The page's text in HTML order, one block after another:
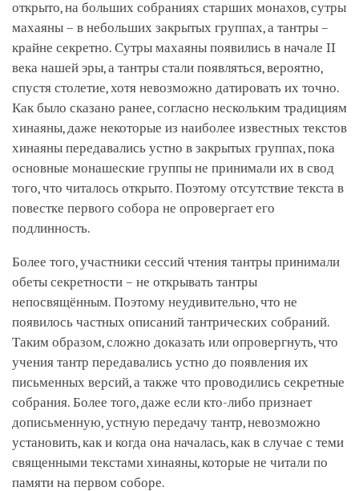
открыто, на больших собраниях старших монахов, сутры
махаяны – в небольших закрытых группах, а тантры –
крайне секретно. Сутры махаяны появились в начале II
века нашей эры, а тантры стали появляться, вероятно,
спустя столетие, хотя невозможно датировать их точно.
Как было сказано ранее, согласно нескольким традициям
хинаяны, даже некоторые из наиболее известных текстов
хинаяны передавались устно в закрытых группах, пока
основные монашеские группы не принимали их в свод
того, что читалось открыто. Поэтому отсутствие текста в
повестке первого собора не опровергает его
подлинность.
Более того, участники сессий чтения тантры принимали
обеты секретности – не открывать тантры
непосвящённым. Поэтому неудивительно, что не
появилось частных описаний тантрических собраний.
Таким образом, сложно доказать или опровергнуть, что
учения тантр передавались устно до появления их
письменных версий, а также что проводились секретные
собрания. Более того, даже если кто-либо признает
дописьменную, устную передачу тантр, невозможно
установить, как и когда она началась, как в случае с теми
священными текстами хинаяны, которые не читали по
памяти на первом соборе.